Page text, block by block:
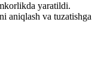
yaratildi.
aniqlash va tuzatishga